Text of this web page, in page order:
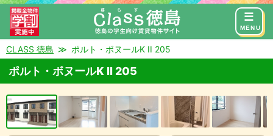
MENU
来店予約 お問い合わせ
CLASS 徳島 ポルト・ボヌールK II 205
ポルト・ボヌールK II 205